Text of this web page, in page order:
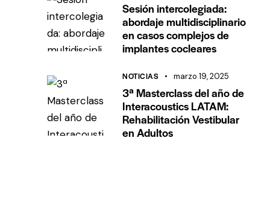
Sesión intercolegiada:
abordaje multidisciplinario
en casos complejos de
implantes cocleares
NOTICIAS marzo 19, 2025
3ª Masterclass del año de
Interacoustics LATAM:
Rehabilitación Vestibular
en Adultos